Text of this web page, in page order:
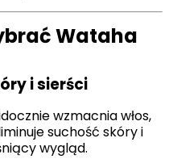
Wataha
i sierści
wzmacnia włos,
suchość skóry i
wygląd.